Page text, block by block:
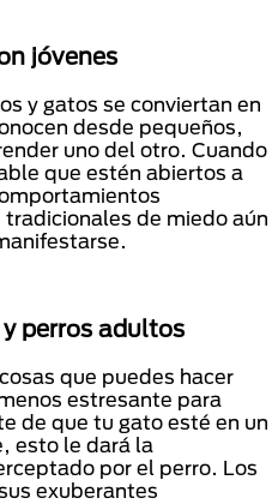
jóvenes
y gatos se conviertan en
desde pequeños,
uno del otro. Cuando
que estén abiertos a
de miedo aún
perros adultos
que puedes hacer
estresante para
de que tu gato esté en un
esto le dará la
por el perro. Los
exuberantes